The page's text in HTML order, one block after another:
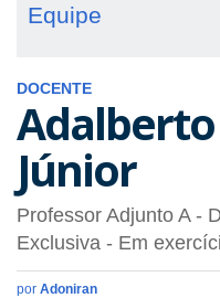
Equipe
DOCENTE
Adalberto
Júnior
Professor Adjunto A-
Exclusiva - Em
por Adoniran